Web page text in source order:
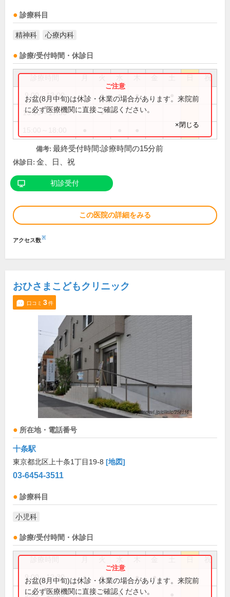
診療科目
精神科 心療内科
診療/受付時間・休診日
祝
9:00～13:00 ● ● ● ●
15:00～17:30 ●
お盆(8月中旬)は休診・休業の場合があります。来院前
に必ず医療機関に直接ご確認ください。
×閉じる
備考: 最終受付時間:診療時間の15分前
休診日: 金、日、祝
初診受付
この医院の詳細をみる
アクセス数※
おひさまこどもクリニック
口コミ 3件
所在地・電話番号
十条駅
東京都北区上十条1丁目19-8 [地図]
03-6454-3511
診療科目
小児科
診療/受付時間・休診日
祝
9:00～12:30 ● ● ● ●
9:00～13:00 ●
お盆(8月中旬)は休診・休業の場合があります。来院前
に必ず医療機関に直接ご確認ください。